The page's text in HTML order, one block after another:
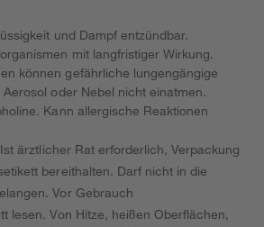
und Dampf entzündbar.
mit langfristiger Wirkung.
können gefährliche lungengängige
oder Nebel nicht einatmen.
Kann allergische Reaktionen
ärztlicher Rat erforderlich, Verpackung
bereithalten. Darf nicht in die
Vor Gebrauch
lesen. Von Hitze, heißen Oberflächen,